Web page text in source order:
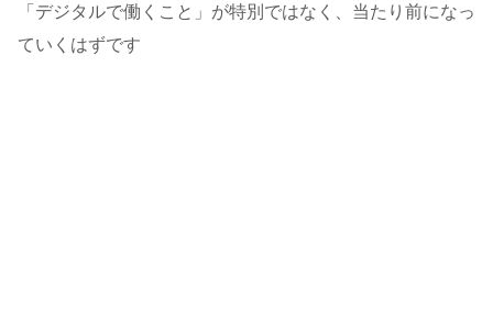
「デジタルで働くこと」が特別ではなく、当たり前になっ
ていくはずです